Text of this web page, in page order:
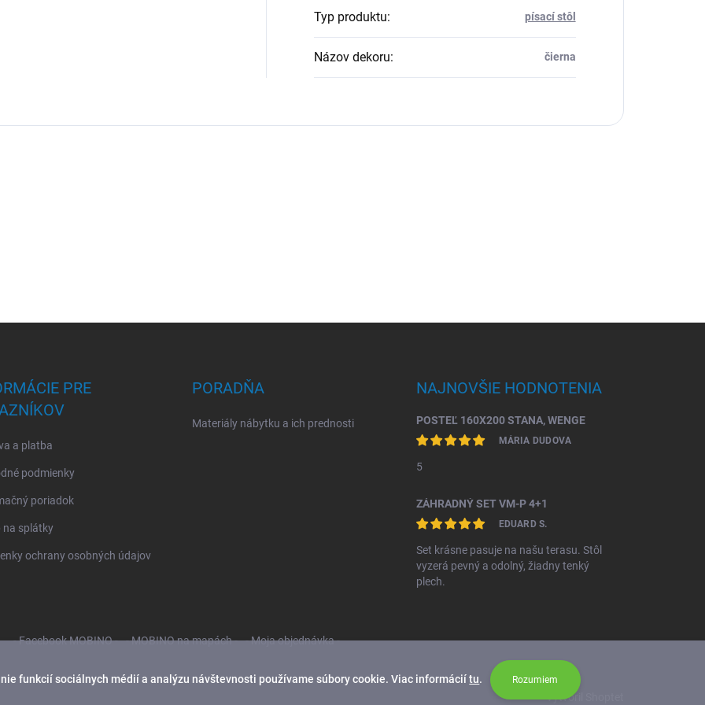
funkcií sociálnych médií a analýzu návštevnosti používame súbory cookie. Viac informáciítu. Rozumiem
Typ produktu: písací stôl
Názov dekoru: čierna
PRE
a platba
podmienky
poriadok
na splátky
ochrany osobných údajov
PORADŇA
Materiály nábytku a ich prednosti
NAJNOVŠIE HODNOTENIA
POSTEĽ 160X200 STANA, WENGE
MÁRIA DUDOVA
5
ZÁHRADNÝ SET VM-P 4+1
EDUARD S.
Set krásne pasuje na našu terasu. Stôl
vyzerá pevný a odolný, žiadny tenký
plech.
- Facebook MOBINO - - MOBINO na mapách - - Moja objednávka -
Vytvoril Shoptet